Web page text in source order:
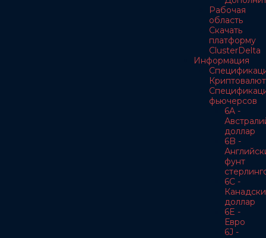
Рабочая
область
Скачать
платформу
ClusterDelta
Информация
Криптовалют
фьючерсов
6A -
доллар
6B -
фунт
6C -
доллар
6E -
Евро
6J -